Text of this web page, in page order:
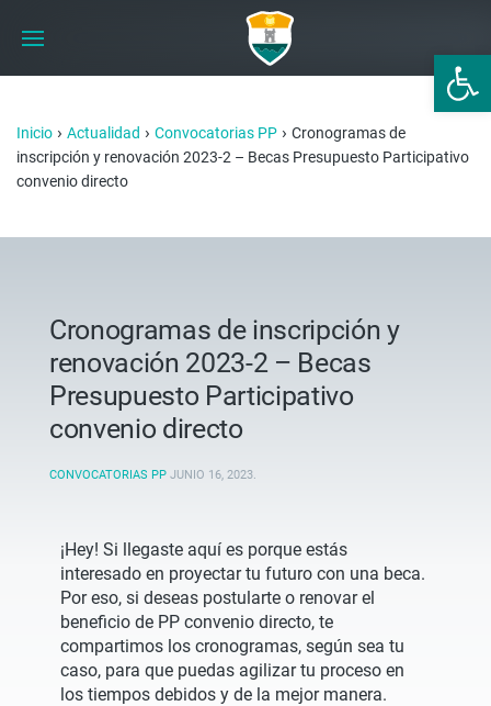
Abrir
Inicio › Actualidad › Convocatorias PP › Cronogramas de
inscripción y renovación 2023-2 – Becas Presupuesto Participativo
convenio directo
Cronogramas de inscripción y
renovación 2023-2 – Becas
Presupuesto Participativo
convenio directo
CONVOCATORIAS PP JUNIO 16, 2023.
¡Hey! Si llegaste aquí es porque estás
interesado en proyectar tu futuro con una beca.
Por eso, si deseas postularte o renovar el
beneficio de PP convenio directo, te
compartimos los cronogramas, según sea tu
caso, para que puedas agilizar tu proceso en
los tiempos debidos y de la mejor manera.